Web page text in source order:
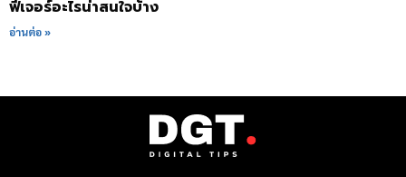
ฟีเจอร์อะไรน่าสนใจบ้าง
อ่านต่อ »